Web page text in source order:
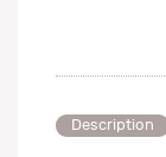
Description